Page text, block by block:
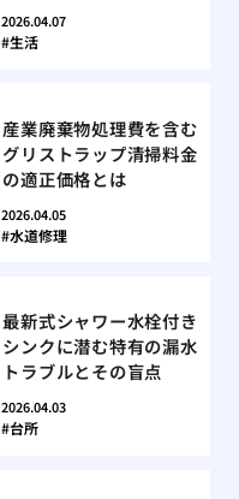
2026.04.07
生活
産業廃棄物処理費を含む
グリストラップ清掃料金
の適正価格とは
2026.04.05
水道修理
最新式シャワー水栓付き
シンクに潜む特有の漏水
トラブルとその盲点
2026.04.03
台所